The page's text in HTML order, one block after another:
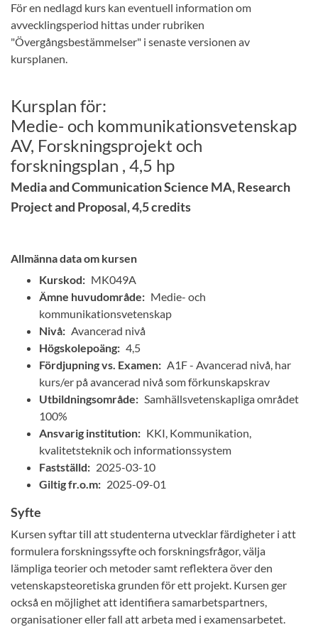
För en nedlagd kurs kan eventuell information om
avvecklingsperiod hittas under rubriken
"Övergångsbestämmelser" i senaste versionen av
kursplanen.
Kursplan för:
Medie- och kommunikationsvetenskap
AV, Forskningsprojekt och
forskningsplan , 4,5 hp
Media and Communication Science MA, Research
Project and Proposal, 4,5 credits
Allmänna data om kursen
Kurskod: MK049A
Ämne huvudområde: Medie- och
kommunikationsvetenskap
Nivå: Avancerad nivå
Högskolepoäng: 4,5
Fördjupning vs. Examen: A1F - Avancerad nivå, har
kurs/er på avancerad nivå som förkunskapskrav
Utbildningsområde: Samhällsvetenskapliga området
100%
Ansvarig institution: KKI, Kommunikation,
kvalitetsteknik och informationssystem
Fastställd: 2025-03-10
Giltig fr.o.m: 2025-09-01
Syfte
Kursen syftar till att studenterna utvecklar färdigheter i att
formulera forskningssyfte och forskningsfrågor, välja
lämpliga teorier och metoder samt reflektera över den
vetenskapsteoretiska grunden för ett projekt. Kursen ger
också en möjlighet att identifiera samarbetspartners,
organisationer eller fall att arbeta med i examensarbetet.